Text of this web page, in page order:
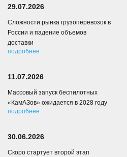
29.07.2026
Сложности рынка грузоперевозок в
России и падение объемов
доставки
подробнее
11.07.2026
Массовый запуск беспилотных
«КамАЗов» ожидается в 2028 году
подробнее
30.06.2026
Скоро стартует второй этап